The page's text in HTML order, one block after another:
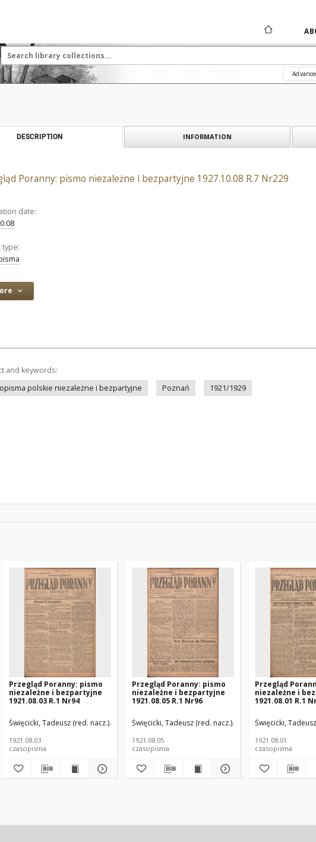
DESCRIPTION INFORMATION
Poranny: pismo niezależne i bezpartyjne 1927.10.08 R.7 Nr229
date:
type:
and keywords:
polskie niezależne i bezpartyjne
Poznań 1921/1929
Stefan (red. odp.)
Przegląd Poranny: pismo
niezależne i bezpartyjne
1921.08.03 R.1 Nr94
Święcicki, Tadeusz (red. nacz.) Paluch, Stefan (red. odp.)
1921.08.03
czasopisma
Przegląd Poranny: pismo
niezależne i bezpartyjne
1921.08.05 R.1 Nr96
Święcicki, Tadeusz (red. nacz.) Paluch, Stefan (red.
1921.08.05
czasopisma
Przegląd
niezależne i
1921.08.01 R.1
Święcicki,
1921.08.01
czasopisma